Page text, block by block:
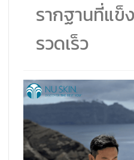
รากฐานที่แข็
รวดเร็ว